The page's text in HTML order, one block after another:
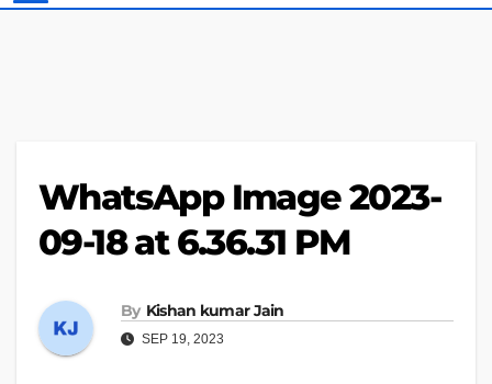
WhatsApp Image 2023-
09-18 at 6.36.31 PM
By Kishan kumar Jain
SEP 19, 2023